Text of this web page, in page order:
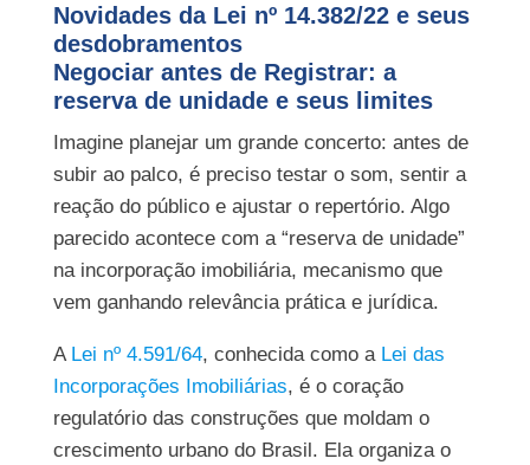
Novidades da Lei nº 14.382/22 e seus
desdobramentos
Negociar antes de Registrar: a
reserva de unidade e seus limites
Imagine planejar um grande concerto: antes de
subir ao palco, é preciso testar o som, sentir a
reação do público e ajustar o repertório. Algo
parecido acontece com a “reserva de unidade”
na incorporação imobiliária, mecanismo que
vem ganhando relevância prática e jurídica.
A Lei nº 4.591/64, conhecida como a Lei das
Incorporações Imobiliárias, é o coração
regulatório das construções que moldam o
crescimento urbano do Brasil. Ela organiza o